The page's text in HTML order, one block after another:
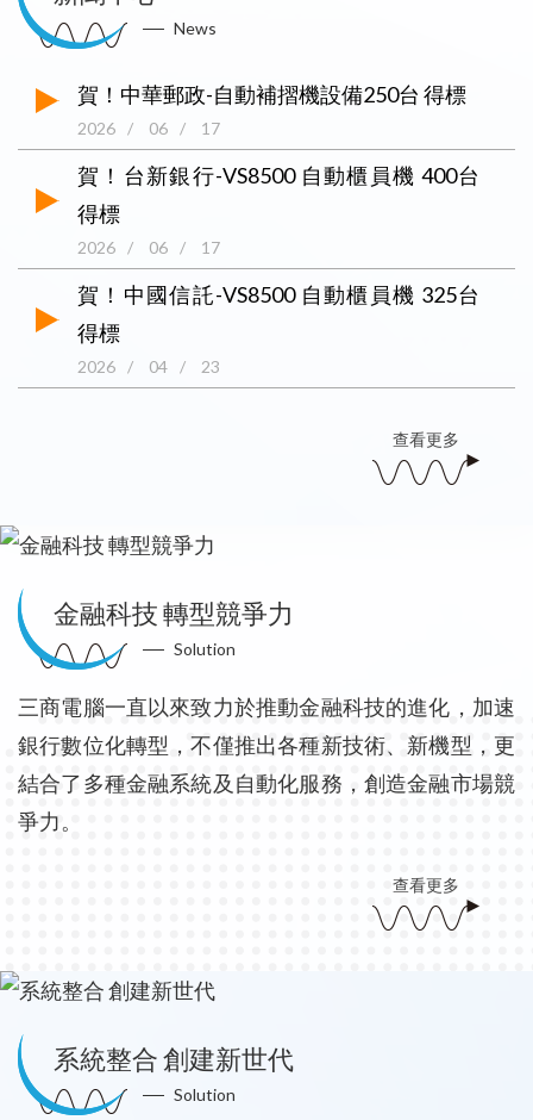
News
賀！中華郵政-自動補摺機設備250台 得標
2026 / 06 / 17
賀！台新銀行-VS8500 自動櫃員機 400台
得標
2026 / 06 / 17
賀！中國信託-VS8500 自動櫃員機 325台
得標
2026 / 04 / 23
查看更多
金融科技 轉型競爭力
Solution
三商電腦一直以來致力於推動金融科技的進化，加速
銀行數位化轉型，不僅推出各種新技術、新機型，更
結合了多種金融系統及自動化服務，創造金融市場競
爭力。
查看更多
系統整合 創建新世代
Solution